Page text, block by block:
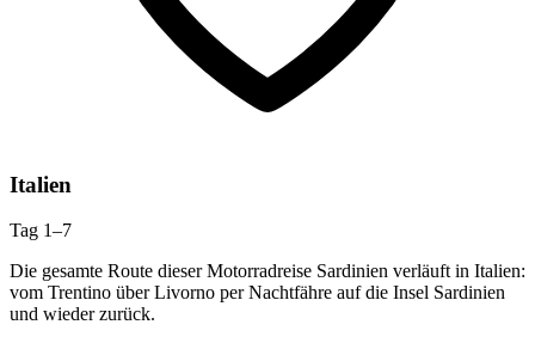
Italien
Tag 1–7
Die gesamte Route dieser Motorradreise Sardinien verläuft in Italien:
vom Trentino über Livorno per Nachtfähre auf die Insel Sardinien
und wieder zurück.